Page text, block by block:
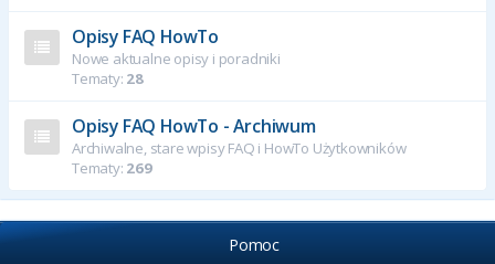
Opisy FAQ HowTo
Nowe aktualne opisy i poradniki
Tematy: 28
Opisy FAQ HowTo - Archiwum
Archiwalne, stare wpisy FAQ i HowTo Użytkowników
Tematy: 269
Pomoc